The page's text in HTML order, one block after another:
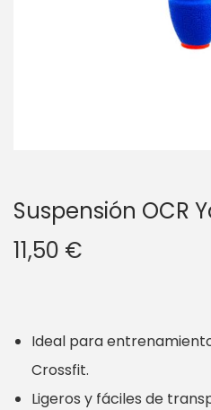
g
a
n
i
Suspensión OCR
11,50 €
Ideal para
Crossfit.
Ligeros y fáciles de